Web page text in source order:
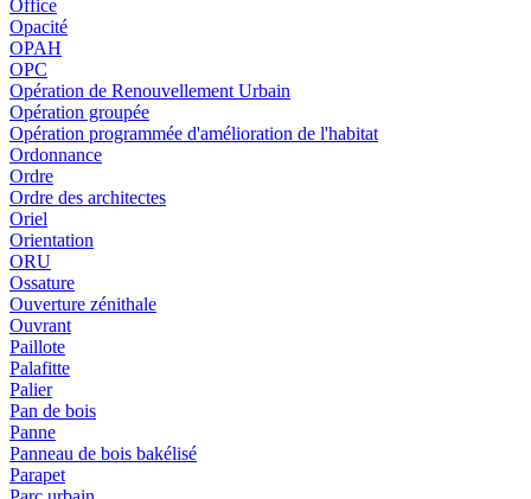
Office
Opacité
OPAH
OPC
Opération de Renouvellement Urbain
Opération groupée
Opération programmée d'amélioration de l'habitat
Ordonnance
Ordre
Ordre des architectes
Oriel
Orientation
ORU
Ossature
Ouverture zénithale
Ouvrant
Paillote
Palafitte
Palier
Pan de bois
Panne
Panneau de bois bakélisé
Parapet